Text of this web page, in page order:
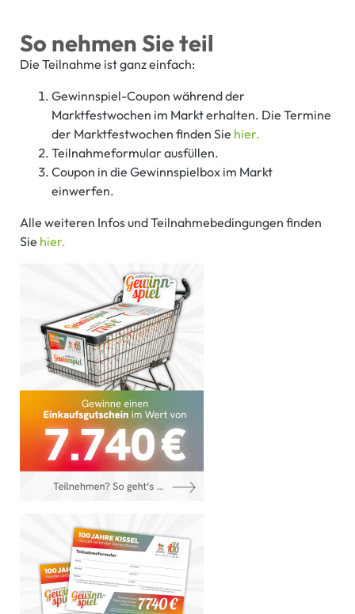
So nehmen Sie teil
Die Teilnahme ist ganz einfach:
Gewinnspiel-Coupon während der
Marktfestwochen im Markt erhalten. Die Termine
der Marktfestwochen finden Sie hier.
Teilnahmeformular ausfüllen.
Coupon in die Gewinnspielbox im Markt
einwerfen.
Alle weiteren Infos und Teilnahmebedingungen finden
Sie hier.